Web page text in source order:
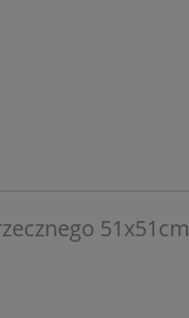
51x51cm